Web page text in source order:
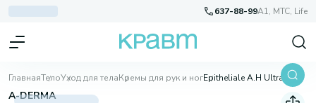
637-88-99A1, МТС, Life
ГлавнаяТелоУход для телаКремы для рук и ног Epitheliale A.H Ultra Soothing Repairing Cream, 40 мл
A-DERMA